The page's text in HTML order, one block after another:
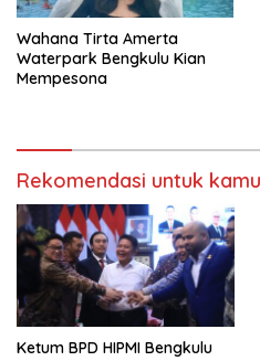
Wahana Tirta Amerta
Waterpark Bengkulu Kian
Mempesona
Rekomendasi untuk kamu
Ketum BPD HIPMI Bengkulu